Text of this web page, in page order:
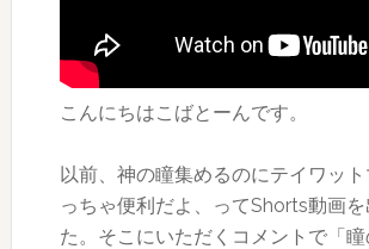
こんにちはこばとーんです。
以前、神の瞳集めるのにテイワッ
っちゃ便利だよ、ってShorts動画を
た。そこにいただくコメントで「